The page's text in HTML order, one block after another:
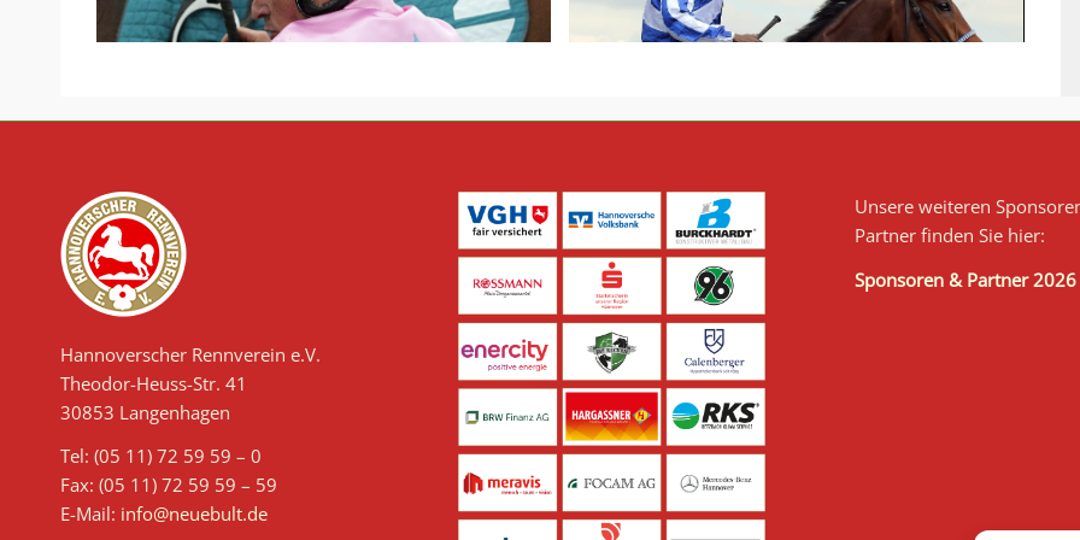
Hannoverscher Rennverein e.V.
Theodor-Heuss-Str. 41
30853 Langenhagen
Tel: (05 11) 72 59 59 – 0
Fax: (05 11) 72 59 59 – 59
E-Mail: info@neuebult.de
Unsere weiteren
Partner finden Sie hier:
Sponsoren & Partner 2026